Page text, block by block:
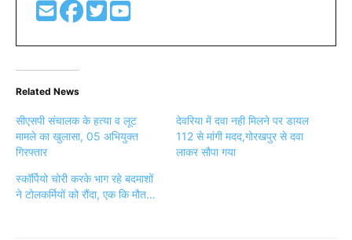
Related News
सीएसपी संचालक के हत्या व लूट
मामले का खुलासा, 05 अभियुक्त
गिरफ्तार
देवरिया में दवा नही मिलने पर डायल
112 से मांगी मदद,गोरखपुर से दवा
लाकर सौपा गया
स्कॉर्पियो चोरी करके भाग रहे बदमाशों
ने टोलकर्मियों को रौंदा, एक कि मौत…